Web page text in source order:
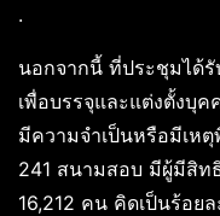
.
นอกจากนี้ ที่ประชุมได้
เพื่อบรรจุและแต่งตั้งบุ
มีความจำเป็นหรือมีเห
241 สนามสอบ มีผู้มีสิท
16,212 คน คิดเป็นร้อย